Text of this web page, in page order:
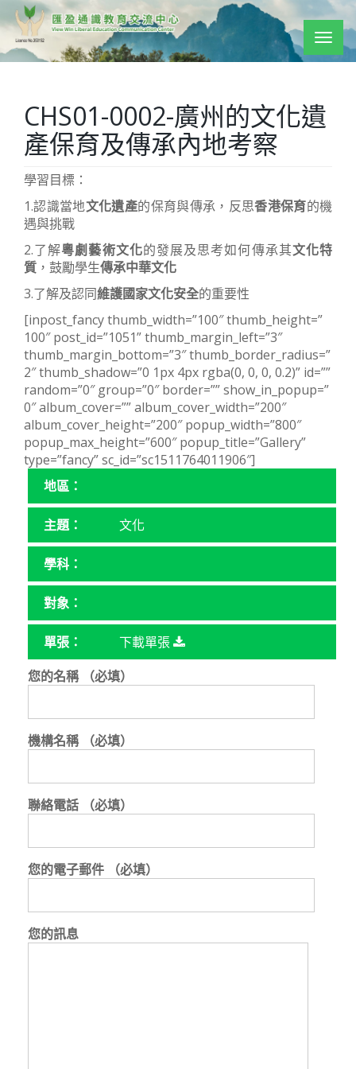
CHS01-0002-廣州的文化遺
產保育及傳承內地考察
學習目標：
1.認識當地文化遺產的保育與傳承，反思香港保育的機
遇與挑戰
2.了解粵劇藝術文化的發展及思考如何傳承其文化特
質 ，鼓勵學生傳承中華文化
3.了解及認同維護國家文化安全的重要性
[inpost_fancy thumb_width=”100″ thumb_height=”
100″ post_id=”1051” thumb_margin_left=”3″
thumb_margin_bottom=”3″ thumb_border_radius=”
2″ thumb_shadow=”0 1px 4px rgba(0, 0, 0, 0.2)” id=””
random=”0″ group=”0″ border=”” show_in_popup=”
0″ album_cover=”” album_cover_width=”200″
album_cover_height=”200″ popup_width=”800″
popup_max_height=”600″ popup_title=”Gallery”
type=”fancy” sc_id=”sc1511764011906″]
地區：
主題： 文化
學科：
對象：
單張：
下載單張
您的名稱 （必填）
機構名稱 （必填）
聯絡電話 （必填）
您的電子郵件 （必填）
您的訊息